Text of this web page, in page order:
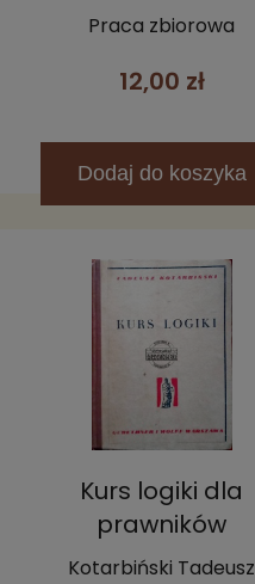
Praca zbiorowa
12,00 zł
Dodaj do koszyka
Kurs logiki dla
prawników
Kotarbiński Tadeusz